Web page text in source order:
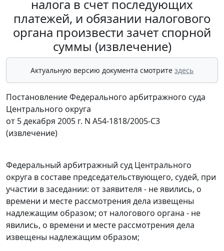
налога в счет последующих
платежей, и обязании налогового
органа произвести зачет спорной
суммы (извлечение)
Актуальную версию документа смотрите здесь
Постановление Федерального арбитражного суда
Центрального округа
от 5 декабря 2005 г. N А54-1818/2005-С3
(извлечение)
Федеральный арбитражный суд Центрального
округа в составе председательствующего, судей, при
участии в заседании: от заявителя - не явились, о
времени и месте рассмотрения дела извещены
надлежащим образом; от налогового органа - не
явились, о времени и месте рассмотрения дела
извещены надлежащим образом;